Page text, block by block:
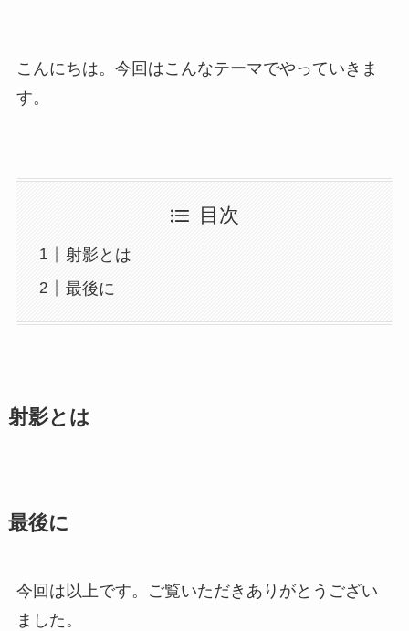
こんにちは。今回はこんなテーマでやっていきま
す。
目次
射影とは
最後に
射影とは
最後に
今回は以上です。ご覧いただきありがとうござい
ました。